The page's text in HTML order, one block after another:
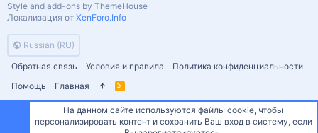
Russian (RU)
Обратная связь
Условия и правила
Политика конфиденциальности
Помощь
Главная
R
S
Style and add-ons by ThemeHouse
Локализация от XenForo.Info
СверхуСнизу
На данном сайте используются файлы cookie, чтобы
персонализировать контент и сохранить Ваш вход в систему, если